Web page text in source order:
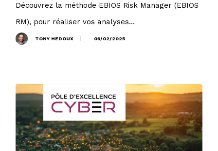
Découvrez la méthode EBIOS Risk Manager (EBIOS
RM), pour réaliser vos analyses...
TONY HEDOUX 06/02/2025